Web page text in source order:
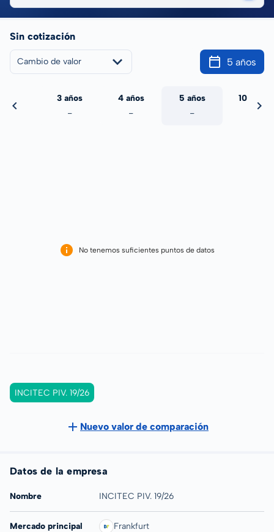
Sin cotización
Cambio de valor 5 años
3 años
-
4 años
-
5 años
-
10 años
No tenemos suficientes puntos de datos
INCITEC PIV. 19/26
Nuevo valor de comparación
Datos de la empresa
Nombre INCITEC PIV. 19/26
Mercado principal Frankfurt